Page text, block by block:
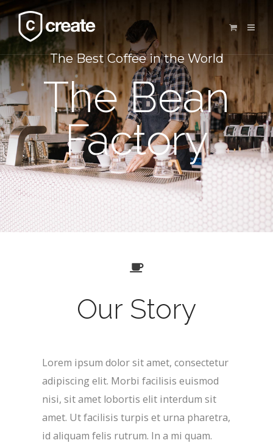
The Best Coffee in the World
The Bean
Factory
Our Story
Lorem ipsum dolor sit amet, consectetur
adipiscing elit. Morbi facilisis euismod
nisi, sit amet lobortis elit interdum sit
amet. Ut facilisis turpis et urna pharetra,
id aliquam felis rutrum. In a mi quam.